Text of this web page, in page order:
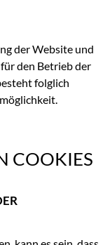
der Website und
den Betrieb der
folglich
COOKIES